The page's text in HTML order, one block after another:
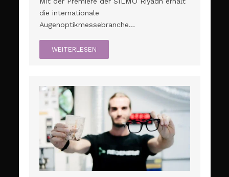
die internationale
Augenoptikmessebranche…
WEITERLESEN